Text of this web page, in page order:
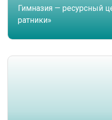
Гимназия — ресурсный
ратники»